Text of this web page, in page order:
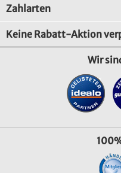
Zahlarten
Keine Rabatt-Aktion
Wir